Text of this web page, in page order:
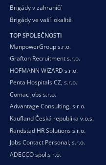
Brigády v zahraničí
Brigády ve vaší lokalitě
TOP SPOLEČNOSTI
ManpowerGroup s.r.o.
Grafton Recruitment s.r.o.
HOFMANN WIZARD s.r.o.
Penta Hospitals CZ, s.r.o.
Comac jobs s.r.o.
Advantage Consulting, s.r.o.
Kaufland Česká republika v.o.s.
Randstad HR Solutions s.r.o.
Jobs Contact Personal, s.r.o.
ADECCO spol.s r.o.